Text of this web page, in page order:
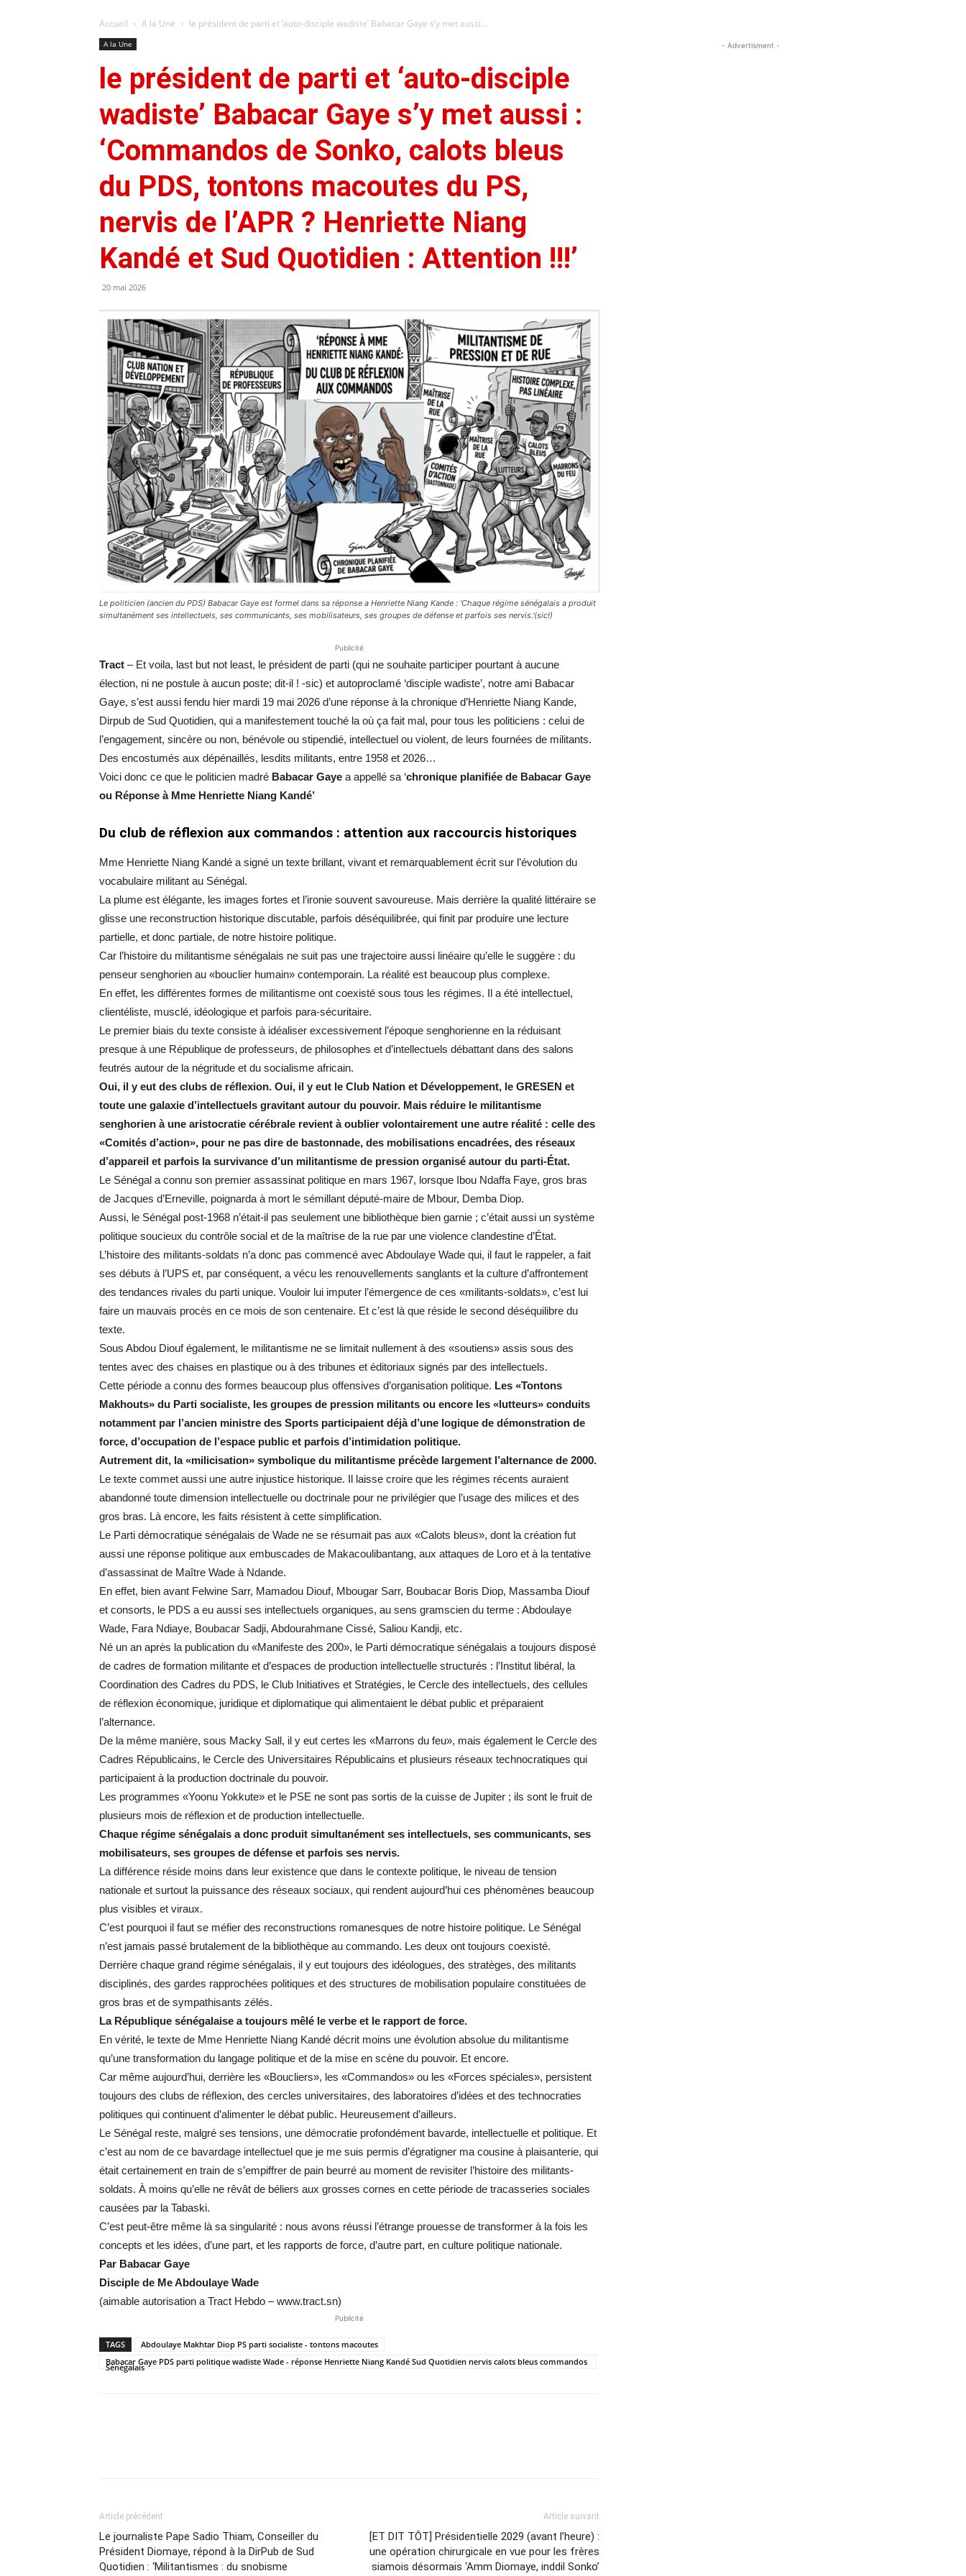
Accueil A la Une le président de parti et ‘auto-disciple wadiste’ Babacar Gaye s’y met aussi...
A la Une
le président de parti et ‘auto-disciple
wadiste’ Babacar Gaye s’y met aussi :
‘Commandos de Sonko, calots bleus
du PDS, tontons macoutes du PS,
nervis de l’APR ? Henriette Niang
Kandé et Sud Quotidien : Attention !!!’
20 mai 2026
Le politicien (ancien du PDS) Babacar Gaye est formel dans sa réponse a Henriette Niang Kande : 'Chaque régime sénégalais a produit
simultanément ses intellectuels, ses communicants, ses mobilisateurs, ses groupes de défense et parfois ses nervis.'(sic!)
Publicité
Tract – Et voila, last but not least, le président de parti (qui ne souhaite participer pourtant à aucune
élection, ni ne postule à aucun poste; dit-il ! -sic) et autoproclamé ‘disciple wadiste’, notre ami Babacar
Gaye, s’est aussi fendu hier mardi 19 mai 2026 d’une réponse à la chronique d’Henriette Niang Kande,
Dirpub de Sud Quotidien, qui a manifestement touché la où ça fait mal, pour tous les politiciens : celui de
l’engagement, sincère ou non, bénévole ou stipendié, intellectuel ou violent, de leurs fournées de militants.
Des encostumés aux dépénaillés, lesdits militants, entre 1958 et 2026…
Voici donc ce que le politicien madré Babacar Gaye a appellé sa ‘chronique planifiée de Babacar Gaye
ou Réponse à Mme Henriette Niang Kandé’
Du club de réflexion aux commandos : attention aux raccourcis historiques
Mme Henriette Niang Kandé a signé un texte brillant, vivant et remarquablement écrit sur l’évolution du
vocabulaire militant au Sénégal.
La plume est élégante, les images fortes et l’ironie souvent savoureuse. Mais derrière la qualité littéraire se
glisse une reconstruction historique discutable, parfois déséquilibrée, qui finit par produire une lecture
partielle, et donc partiale, de notre histoire politique.
Car l’histoire du militantisme sénégalais ne suit pas une trajectoire aussi linéaire qu’elle le suggère : du
penseur senghorien au «bouclier humain» contemporain. La réalité est beaucoup plus complexe.
En effet, les différentes formes de militantisme ont coexisté sous tous les régimes. Il a été intellectuel,
clientéliste, musclé, idéologique et parfois para-sécuritaire.
Le premier biais du texte consiste à idéaliser excessivement l’époque senghorienne en la réduisant
presque à une République de professeurs, de philosophes et d’intellectuels débattant dans des salons
feutrés autour de la négritude et du socialisme africain.
Oui, il y eut des clubs de réflexion. Oui, il y eut le Club Nation et Développement, le GRESEN et
toute une galaxie d’intellectuels gravitant autour du pouvoir. Mais réduire le militantisme
senghorien à une aristocratie cérébrale revient à oublier volontairement une autre réalité : celle des
«Comités d’action», pour ne pas dire de bastonnade, des mobilisations encadrées, des réseaux
d’appareil et parfois la survivance d’un militantisme de pression organisé autour du parti-État.
Le Sénégal a connu son premier assassinat politique en mars 1967, lorsque Ibou Ndaffa Faye, gros bras
de Jacques d’Erneville, poignarda à mort le sémillant député-maire de Mbour, Demba Diop.
Aussi, le Sénégal post-1968 n’était-il pas seulement une bibliothèque bien garnie ; c’était aussi un système
politique soucieux du contrôle social et de la maîtrise de la rue par une violence clandestine d’État.
L’histoire des militants-soldats n’a donc pas commencé avec Abdoulaye Wade qui, il faut le rappeler, a fait
ses débuts à l’UPS et, par conséquent, a vécu les renouvellements sanglants et la culture d’affrontement
des tendances rivales du parti unique. Vouloir lui imputer l’émergence de ces «militants-soldats», c’est lui
faire un mauvais procès en ce mois de son centenaire. Et c’est là que réside le second déséquilibre du
texte.
Sous Abdou Diouf également, le militantisme ne se limitait nullement à des «soutiens» assis sous des
tentes avec des chaises en plastique ou à des tribunes et éditoriaux signés par des intellectuels.
Cette période a connu des formes beaucoup plus offensives d’organisation politique. Les «Tontons
Makhouts» du Parti socialiste, les groupes de pression militants ou encore les «lutteurs» conduits
notamment par l’ancien ministre des Sports participaient déjà d’une logique de démonstration de
force, d’occupation de l’espace public et parfois d’intimidation politique.
Autrement dit, la «milicisation» symbolique du militantisme précède largement l’alternance de 2000.
Le texte commet aussi une autre injustice historique. Il laisse croire que les régimes récents auraient
abandonné toute dimension intellectuelle ou doctrinale pour ne privilégier que l’usage des milices et des
gros bras. Là encore, les faits résistent à cette simplification.
Le Parti démocratique sénégalais de Wade ne se résumait pas aux «Calots bleus», dont la création fut
aussi une réponse politique aux embuscades de Makacoulibantang, aux attaques de Loro et à la tentative
d’assassinat de Maître Wade à Ndande.
En effet, bien avant Felwine Sarr, Mamadou Diouf, Mbougar Sarr, Boubacar Boris Diop, Massamba Diouf
et consorts, le PDS a eu aussi ses intellectuels organiques, au sens gramscien du terme : Abdoulaye
Wade, Fara Ndiaye, Boubacar Sadji, Abdourahmane Cissé, Saliou Kandji, etc.
Né un an après la publication du «Manifeste des 200», le Parti démocratique sénégalais a toujours disposé
de cadres de formation militante et d’espaces de production intellectuelle structurés : l’Institut libéral, la
Coordination des Cadres du PDS, le Club Initiatives et Stratégies, le Cercle des intellectuels, des cellules
de réflexion économique, juridique et diplomatique qui alimentaient le débat public et préparaient
l’alternance.
De la même manière, sous Macky Sall, il y eut certes les «Marrons du feu», mais également le Cercle des
Cadres Républicains, le Cercle des Universitaires Républicains et plusieurs réseaux technocratiques qui
participaient à la production doctrinale du pouvoir.
Les programmes «Yoonu Yokkute» et le PSE ne sont pas sortis de la cuisse de Jupiter ; ils sont le fruit de
plusieurs mois de réflexion et de production intellectuelle.
Chaque régime sénégalais a donc produit simultanément ses intellectuels, ses communicants, ses
mobilisateurs, ses groupes de défense et parfois ses nervis.
La différence réside moins dans leur existence que dans le contexte politique, le niveau de tension
nationale et surtout la puissance des réseaux sociaux, qui rendent aujourd’hui ces phénomènes beaucoup
plus visibles et viraux.
C’est pourquoi il faut se méfier des reconstructions romanesques de notre histoire politique. Le Sénégal
n’est jamais passé brutalement de la bibliothèque au commando. Les deux ont toujours coexisté.
Derrière chaque grand régime sénégalais, il y eut toujours des idéologues, des stratèges, des militants
disciplinés, des gardes rapprochées politiques et des structures de mobilisation populaire constituées de
gros bras et de sympathisants zélés.
La République sénégalaise a toujours mêlé le verbe et le rapport de force.
En vérité, le texte de Mme Henriette Niang Kandé décrit moins une évolution absolue du militantisme
qu’une transformation du langage politique et de la mise en scène du pouvoir. Et encore.
Car même aujourd’hui, derrière les «Boucliers», les «Commandos» ou les «Forces spéciales», persistent
toujours des clubs de réflexion, des cercles universitaires, des laboratoires d’idées et des technocraties
politiques qui continuent d’alimenter le débat public. Heureusement d’ailleurs.
Le Sénégal reste, malgré ses tensions, une démocratie profondément bavarde, intellectuelle et politique. Et
c’est au nom de ce bavardage intellectuel que je me suis permis d’égratigner ma cousine à plaisanterie, qui
était certainement en train de s’empiffrer de pain beurré au moment de revisiter l’histoire des militants-
soldats. À moins qu’elle ne rêvât de béliers aux grosses cornes en cette période de tracasseries sociales
causées par la Tabaski.
C’est peut-être même là sa singularité : nous avons réussi l’étrange prouesse de transformer à la fois les
concepts et les idées, d’une part, et les rapports de force, d’autre part, en culture politique nationale.
Par Babacar Gaye
Disciple de Me Abdoulaye Wade
(aimable autorisation a Tract Hebdo – www.tract.sn)
Publicité
TAGS
Abdoulaye Makhtar Diop PS parti socialiste - tontons macoutes
Babacar Gaye PDS parti politique wadiste Wade - réponse Henriette Niang Kandé Sud Quotidien nervis calots bleus commandos
Sénégalais
Article précédent
Le journaliste Pape Sadio Thiam, Conseiller du
Président Diomaye, répond à la DirPub de Sud
Quotidien : ‘Militantismes : du snobisme
Article suivant
[ET DIT TÔT] Présidentielle 2029 (avant l’heure) :
une opération chirurgicale en vue pour les frères
siamois désormais ‘Amm Diomaye, inddil Sonko’
- Advertisment -